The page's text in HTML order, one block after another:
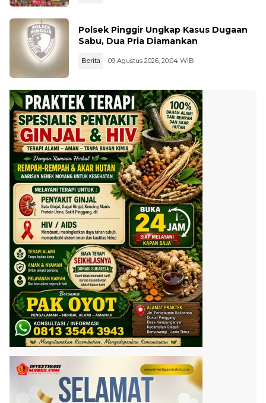
Polsek Pinggir Ungkap Kasus Dugaan
Sabu, Dua Pria Diamankan
Berita 09 Agustus 2026, 20:04 WIB